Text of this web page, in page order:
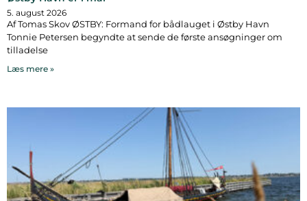
5. august 2026
Af Tomas Skov ØSTBY: Formand for bådlauget i Østby Havn
Tonnie Petersen begyndte at sende de første ansøgninger om
tilladelse
Læs mere »